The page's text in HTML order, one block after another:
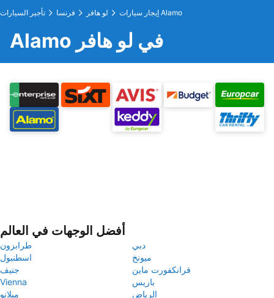
تأجير السيارات فرنسا لو هافر إيجار سيارات Alamo
Alamo في لو هافر
أفضل الوجهات في العالم
طرابزون
دبي
اسطنبول
ميونخ
جنيف
فرانكفورت ماين
Vienna
باريس
ميلانو
الرياض